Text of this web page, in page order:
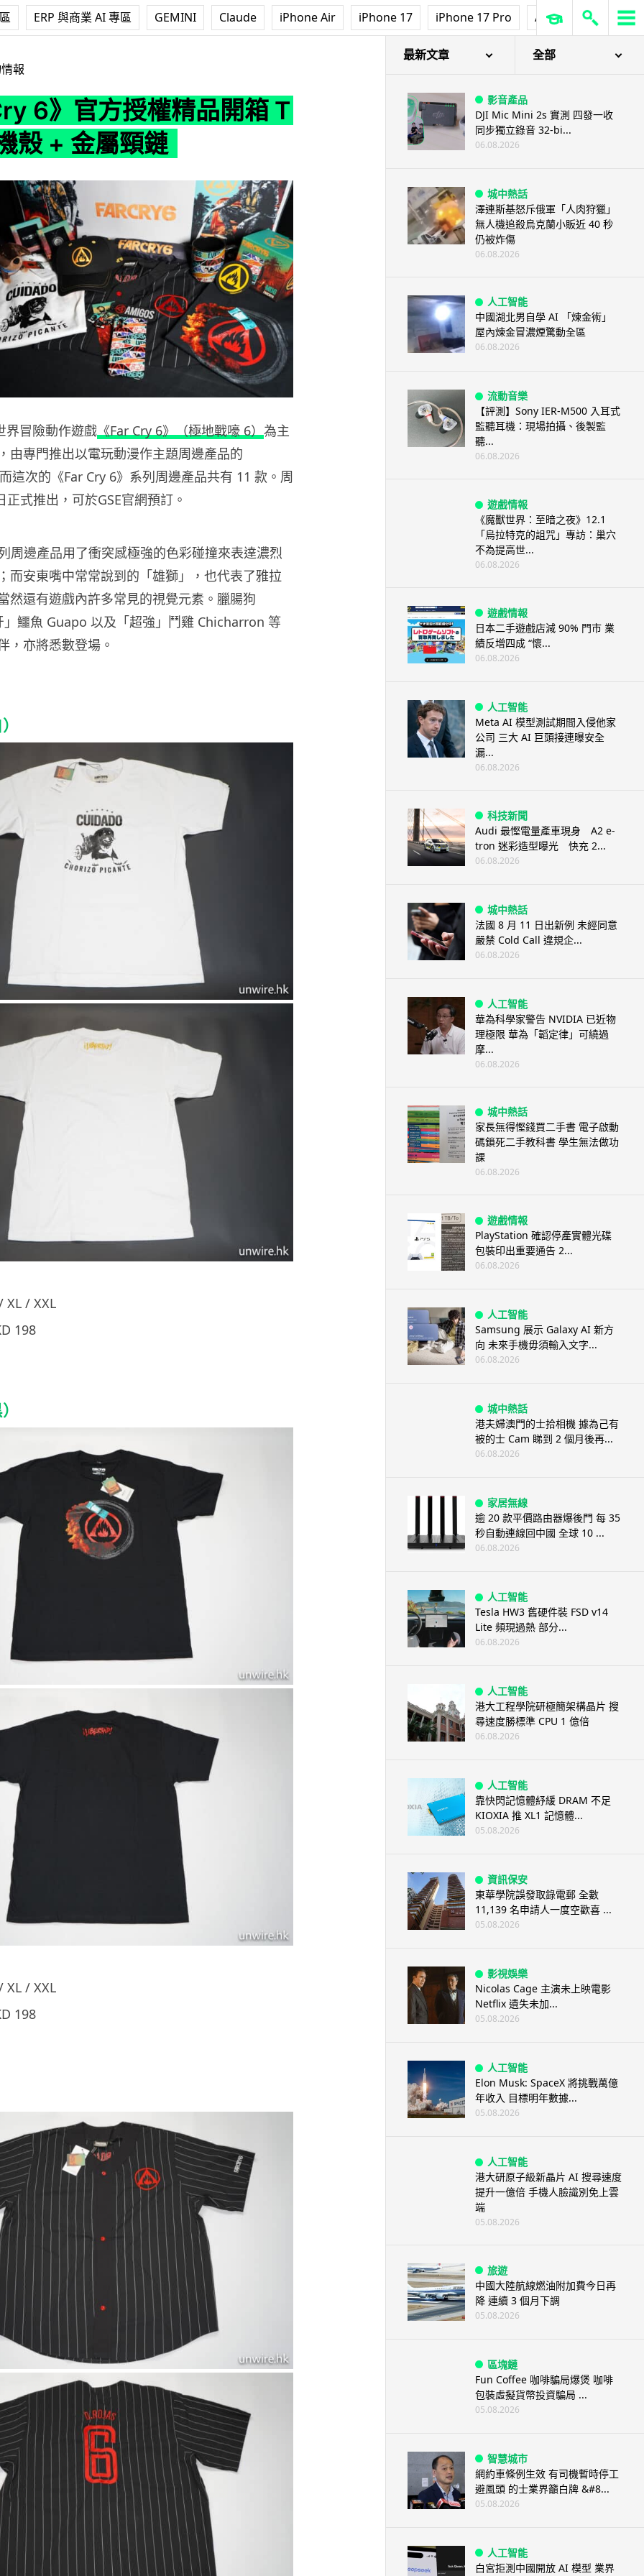
ERP 與商業 AI 專區 GEMINI Claude iPhone Air iPhone 17 iPhone 17 Pro AirPods Pro 3
報
6》官方授權精品開箱 T
殼 + 金屬頸鏈
冒險動作遊戲《Far Cry 6》（極地戰嚎 6）為主
由專門推出以電玩動漫作主題周邊產品的
這次的《Far Cry 6》系列周邊產品共有 11 款。周
式推出，可於GSE官網預訂。
周邊產品用了衝突感極強的色彩碰撞來表達濃烈
而安東嘴中常常說到的「雄獅」，也代表了雅拉
然還有遊戲內許多常見的視覺元素。臘腸狗
鱷魚 Guapo 以及「超強」鬥雞 Chicharron 等
，亦將悉數登場。
XL / XXL
198
XL / XXL
198
最新文章 全部
影音產品
DJI Mic Mini 2s 實測 四發一收
同步獨立錄音 32-bi...
06.08.2026
城中熱話
澤連斯基怒斥俄軍「人肉狩獵」
無人機追殺烏克蘭小販近 40 秒
仍被炸傷
06.08.2026
人工智能
中國湖北男自學 AI 「煉金術」
屋內煉金冒濃煙驚動全區
06.08.2026
流動音樂
【評測】Sony IER-M500 入耳式
監聽耳機：現場拍攝、後製監
聽...
06.08.2026
遊戲情報
《魔獸世界：至暗之夜》12.1
「烏拉特克的詛咒」專訪：巢穴
不為提高世...
06.08.2026
遊戲情報
日本二手遊戲店減 90% 門市 業
績反增四成 “懷...
06.08.2026
人工智能
Meta AI 模型測試期間入侵他家
公司 三大 AI 巨頭接連曝安全
漏...
06.08.2026
科技新聞
Audi 最慳電量產車現身 A2 e-
tron 迷彩造型曝光 快充 2...
06.08.2026
城中熱話
法國 8 月 11 日出新例 未經同意
嚴禁 Cold Call 違規企...
06.08.2026
人工智能
華為科學家警告 NVIDIA 已近物
理極限 華為「韜定律」可繞過
摩...
06.08.2026
城中熱話
家長無得慳錢買二手書 電子啟動
碼鎖死二手教科書 學生無法做功
課
06.08.2026
遊戲情報
PlayStation 確認停產實體光碟
包裝印出重要通告 2...
06.08.2026
人工智能
Samsung 展示 Galaxy AI 新方
向 未來手機毋須輸入文字...
06.08.2026
城中熱話
港夫婦澳門的士拾相機 據為己有
被的士 Cam 睇到 2 個月後再...
06.08.2026
家居無線
逾 20 款平價路由器爆後門 每 35
秒自動連線回中國 全球 10 ...
06.08.2026
人工智能
Tesla HW3 舊硬件裝 FSD v14
Lite 頻現過熱 部分...
06.08.2026
人工智能
港大工程學院研極簡架構晶片 搜
尋速度勝標準 CPU 1 億倍
06.08.2026
人工智能
靠快閃記憶體紓緩 DRAM 不足
KIOXIA 推 XL1 記憶體...
05.08.2026
資訊保安
東華學院誤發取錄電郵 全數
11,139 名申請人一度空歡喜 ...
05.08.2026
影視娛樂
Nicolas Cage 主演未上映電影
Netflix 遺失未加...
05.08.2026
人工智能
Elon Musk: SpaceX 將挑戰萬億
年收入 目標明年數據...
05.08.2026
人工智能
港大研原子級新晶片 AI 搜尋速度
提升一億倍 手機人臉識別免上雲
端
05.08.2026
旅遊
中國大陸航線燃油附加費今日再
降 連續 3 個月下調
05.08.2026
區塊鏈
Fun Coffee 咖啡騙局爆煲 咖啡
包裝虛擬貨幣投資騙局 ...
05.08.2026
智慧城市
網約車條例生效 有司機暫時停工
避風頭 的士業界籲白牌 &#8...
05.08.2026
人工智能
白宮拒測中國開放 AI 模型 業界